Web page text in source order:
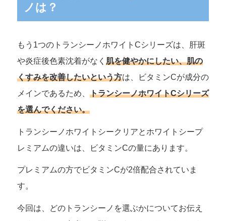
ノは？
もう1つのトランシーノホワイトCシリーズは、肝斑
や炎症後色素沈着がなく 肌を健やかにしたい、肌の
くすみを改善したいという方は、ビタミンCが成分の
メインであるため、 トランシーノホワイトCシリーズ
を選んでください。
トランシーノホワイトシークリアとホワイトシープ
レミアムの違いは、ビタミンCの量にあります。
プレミアムの方でビタミンCが2倍配合されていま
す。
今回は、どのトランシーノを選ぶかについてお伝え